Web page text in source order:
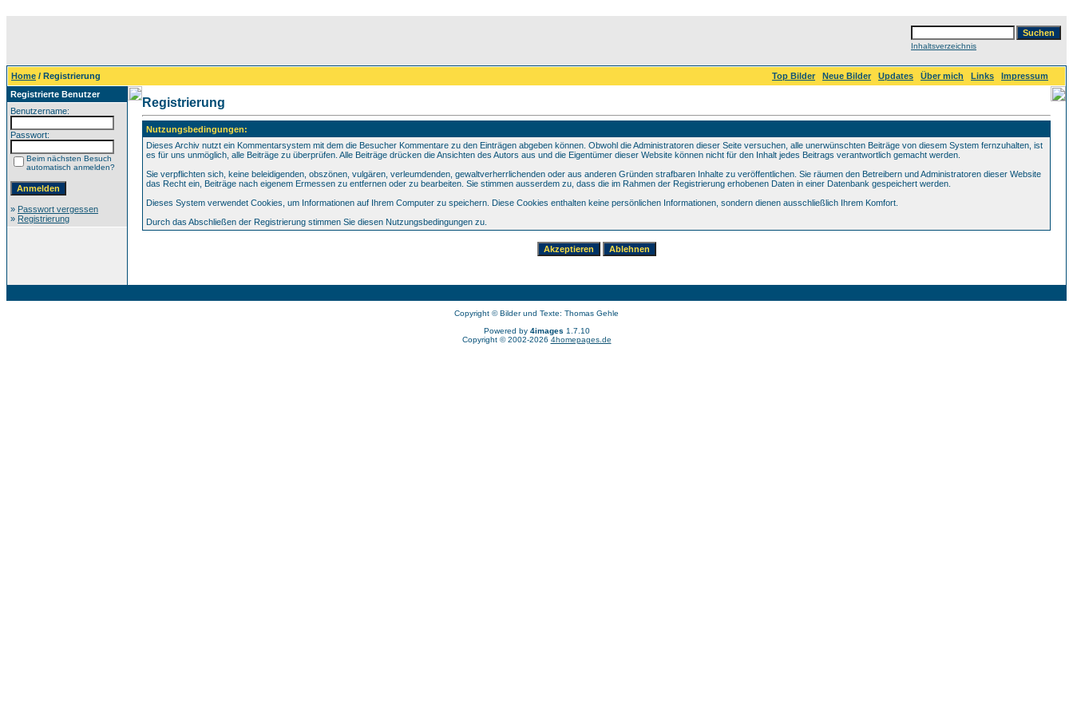
Inhaltsverzeichnis
Home / Registrierung Top Bilder Neue Bilder Updates Über mich Links
Impressum
Registrierte Benutzer
Benutzername:
Passwort:
Beim nächsten Besuch
automatisch anmelden?
» Passwort vergessen
» Registrierung
Registrierung
Nutzungsbedingungen:
Dieses Archiv nutzt ein Kommentarsystem mit dem die Besucher Kommentare zu den Einträgen abgeben können. Obwohl die Administratoren dieser Seite versuchen, alle unerwünschten Beiträge von diesem System fernzuhalten, ist
es für uns unmöglich, alle Beiträge zu überprüfen. Alle Beiträge drücken die Ansichten des Autors aus und die Eigentümer dieser Website können nicht für den Inhalt jedes Beitrags verantwortlich gemacht werden.
Sie verpflichten sich, keine beleidigenden, obszönen, vulgären, verleumdenden, gewaltverherrlichenden oder aus anderen Gründen strafbaren Inhalte zu veröffentlichen. Sie räumen den Betreibern und Administratoren dieser Website
das Recht ein, Beiträge nach eigenem Ermessen zu entfernen oder zu bearbeiten. Sie stimmen ausserdem zu, dass die im Rahmen der Registrierung erhobenen Daten in einer Datenbank gespeichert werden.
Dieses System verwendet Cookies, um Informationen auf Ihrem Computer zu speichern. Diese Cookies enthalten keine persönlichen Informationen, sondern dienen ausschließlich Ihrem Komfort.
Durch das Abschließen der Registrierung stimmen Sie diesen Nutzungsbedingungen zu.
Copyright © Bilder und Texte: Thomas Gehle
Powered by 4images 1.7.10
Copyright © 2002-2026 4homepages.de